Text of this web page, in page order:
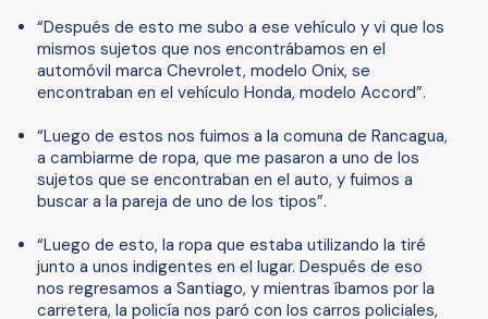
“Después de esto me subo a ese vehículo y vi que los
mismos sujetos que nos encontrábamos en el
automóvil marca Chevrolet, modelo Onix, se
encontraban en el vehículo Honda, modelo Accord”.
“Luego de estos nos fuimos a la comuna de Rancagua,
a cambiarme de ropa, que me pasaron a uno de los
sujetos que se encontraban en el auto, y fuimos a
buscar a la pareja de uno de los tipos”.
“Luego de esto, la ropa que estaba utilizando la tiré
junto a unos indigentes en el lugar. Después de eso
nos regresamos a Santiago, y mientras íbamos por la
carretera, la policía nos paró con los carros policiales,